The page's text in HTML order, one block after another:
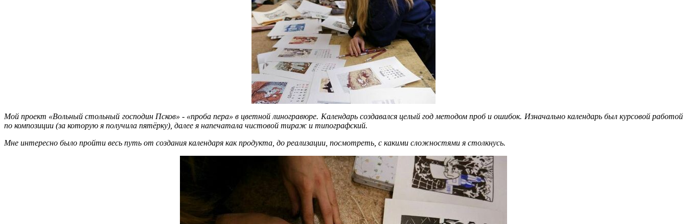
Мой проект «Вольный стольный господин Псков» - «проба пера» в цветной линогравюре. Календарь создавался целый год методом проб и ошибок. Изначально календарь был курсовой работой
по композиции (за которую я получила пятёрку), далее я напечатала чистовой тираж и типографский.
Мне интересно было пройти весь путь от создания календаря как продукта, до реализации, посмотреть, с какими сложностями я столкнусь.